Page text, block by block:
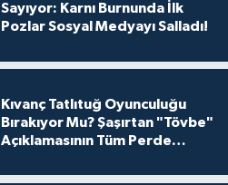
Sayıyor: Karnı Burnunda İlk
Pozlar Sosyal Medyayı Salladı!
Kıvanç Tatlıtuğ Oyunculuğu
Bırakıyor Mu? Şaşırtan "Tövbe"
Açıklamasının Tüm Perde